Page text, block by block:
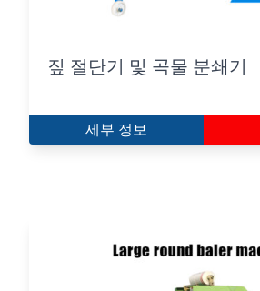
짚 절단기 및 곡물 분쇄기
세부 정보